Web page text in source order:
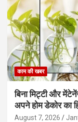
काम की खबर
बिना मिट्टी और
अपने होम डेकोर का
August 7, 2026